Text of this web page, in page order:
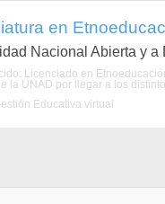
en
Nacional Abierta y a
Licenciado en
la UNAD por llegar a los
Educativa virtual